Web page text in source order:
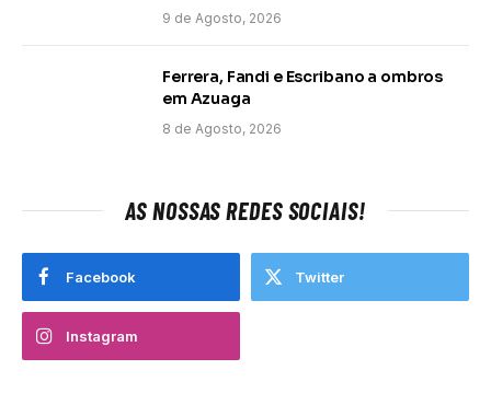
9 de Agosto, 2026
Ferrera, Fandi e Escribano a ombros
em Azuaga
8 de Agosto, 2026
AS NOSSAS REDES SOCIAIS!
Facebook Twitter
Instagram